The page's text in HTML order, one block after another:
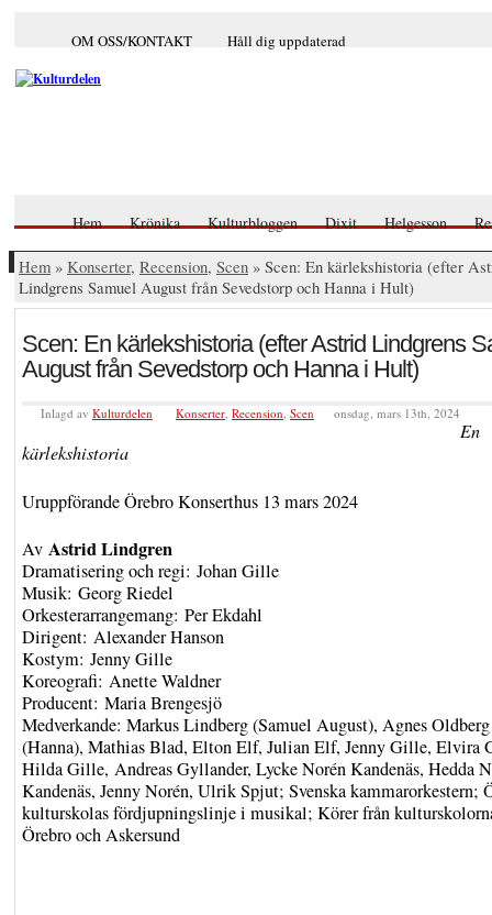
OM OSS/KONTAKT Håll dig uppdaterad
Hem Krönika Kulturbloggen Dixit Helgesson
Hem » Konserter, Recension, Scen » Scen: En kärlekshistoria (efter
Lindgrens Samuel August från Sevedstorp och Hanna i Hult)
Scen: En kärlekshistoria (efter Astrid Lindgrens
August från Sevedstorp och Hanna i Hult)
Inlagd av Kulturdelen Konserter, Recension, Scen onsdag, mars 13th, 2024
En
kärlekshistoria
Uruppförande Örebro Konserthus 13 mars 2024
Av Astrid Lindgren
Dramatisering och regi: Johan Gille
Musik: Georg Riedel
Orkesterarrangemang: Per Ekdahl
Dirigent: Alexander Hanson
Kostym: Jenny Gille
Koreografi: Anette Waldner
Producent: Maria Brengesjö
Medverkande: Markus Lindberg (Samuel August), Agnes Oldberg
(Hanna), Mathias Blad, Elton Elf, Julian Elf, Jenny Gille, Elvira
Hilda Gille, Andreas Gyllander, Lycke Norén Kandenäs, Hedda
Kandenäs, Jenny Norén, Ulrik Spjut; Svenska kammarorkestern;
kulturskolas fördjupningslinje i musikal; Körer från
Örebro och Askersund